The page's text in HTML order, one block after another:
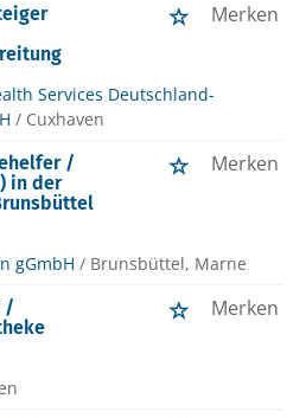
Merken
Services Deutschland-
/ Cuxhaven
/
in der
Merken
gGmbH / Brunsbüttel, Marne
/
Merken